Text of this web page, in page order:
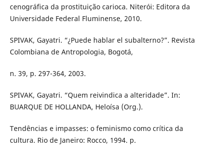
cenográfica da prostituição carioca. Niterói: Editora da
Universidade Federal Fluminense, 2010.
SPIVAK, Gayatri. “¿Puede hablar el subalterno?”. Revista
Colombiana de Antropologia, Bogotá,
n. 39, p. 297-364, 2003.
SPIVAK, Gayatri. “Quem reivindica a alteridade”. In:
BUARQUE DE HOLLANDA, Heloísa (Org.).
Tendências e impasses: o feminismo como crítica da
cultura. Rio de Janeiro: Rocco, 1994. p.